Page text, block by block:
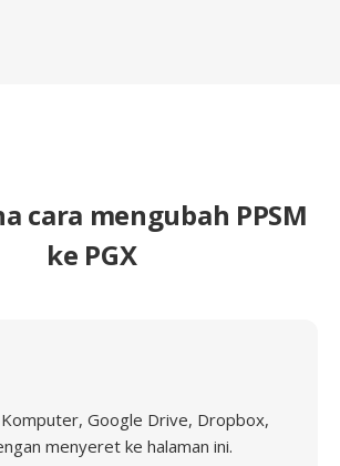
cara mengubah PPSM
ke PGX
Google Drive, Dropbox,
menyeret ke halaman ini.